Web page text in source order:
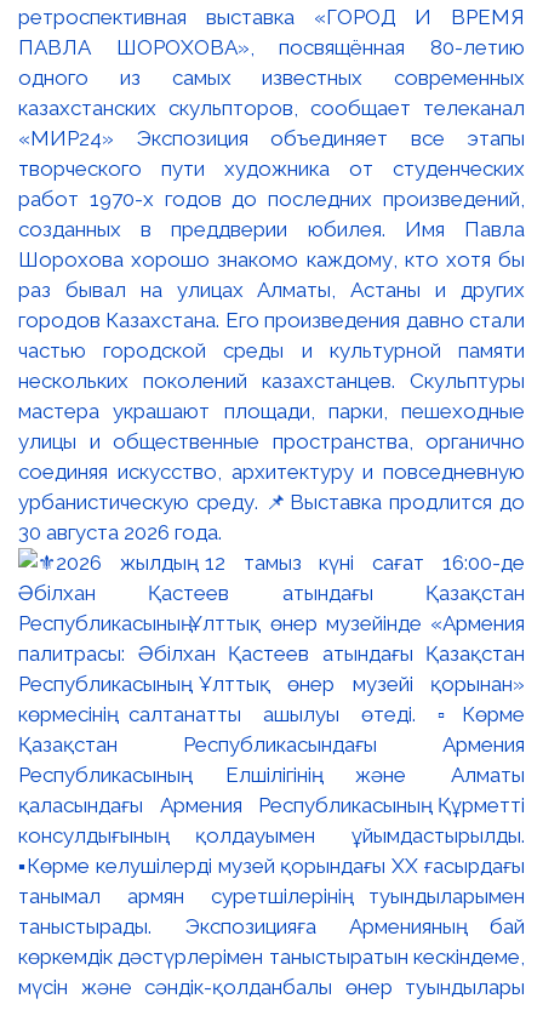
ретроспективная выставка «ГОРОД И ВРЕМЯ
ПАВЛА ШОРОХОВА», посвящённая 80-летию
одного из самых известных современных
казахстанских скульпторов, сообщает телеканал
«МИР24» Экспозиция объединяет все этапы
творческого пути художника от студенческих
работ 1970-х годов до последних произведений,
созданных в преддверии юбилея. Имя Павла
Шорохова хорошо знакомо каждому, кто хотя бы
раз бывал на улицах Алматы, Астаны и других
городов Казахстана. Его произведения давно стали
частью городской среды и культурной памяти
нескольких поколений казахстанцев. Скульптуры
мастера украшают площади, парки, пешеходные
улицы и общественные пространства, органично
соединяя искусство, архитектуру и повседневную
урбанистическую среду. 📌Выставка продлится до
30 августа 2026 года.